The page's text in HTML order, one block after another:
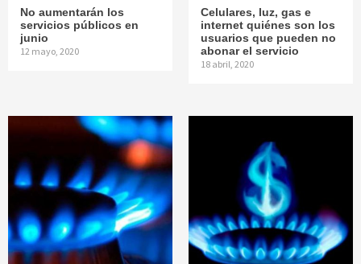
No aumentarán los
servicios públicos en
junio
12 mayo, 2020
Celulares, luz, gas e
internet quiénes son los
usuarios que pueden no
abonar el servicio
18 abril, 2020